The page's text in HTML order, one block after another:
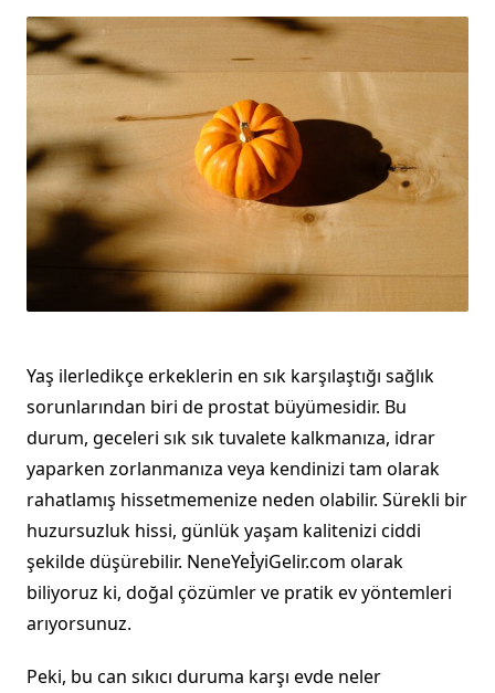
Yaş ilerledikçe erkeklerin en sık karşılaştığı sağlık
sorunlarından biri de prostat büyümesidir. Bu
durum, geceleri sık sık tuvalete kalkmanıza, idrar
yaparken zorlanmanıza veya kendinizi tam olarak
rahatlamış hissetmemenize neden olabilir. Sürekli bir
huzursuzluk hissi, günlük yaşam kalitenizi ciddi
şekilde düşürebilir. NeneYeİyiGelir.com olarak
biliyoruz ki, doğal çözümler ve pratik ev yöntemleri
arıyorsunuz.
Peki, bu can sıkıcı duruma karşı evde neler